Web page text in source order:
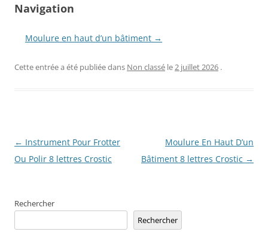
Navigation
Moulure en haut d’un bâtiment →
Cette entrée a été publiée dans Non classé le2 juillet 2026 .
Navigation
des
← Instrument Pour Frotter
Ou Polir 8 lettres Crostic
Moulure En Haut D’un
Bâtiment 8 lettres Crostic →
Rechercher
Rechercher